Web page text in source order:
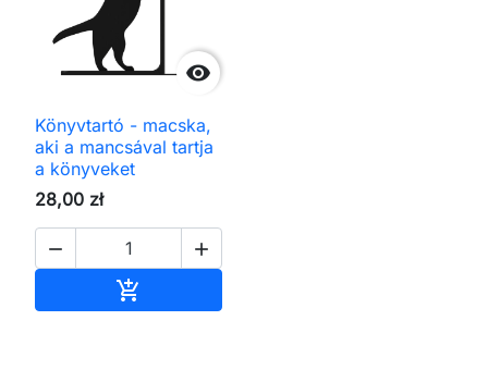

Könyvtartó - macska,
aki a mancsával tartja
a könyveket
28,00 zł
 
